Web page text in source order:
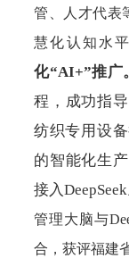
管、人才代表
慧化认知水
化“AI+”推广
程，成功指
纺织专用设
的智能化生
接入
管理大脑与
合，获评福建